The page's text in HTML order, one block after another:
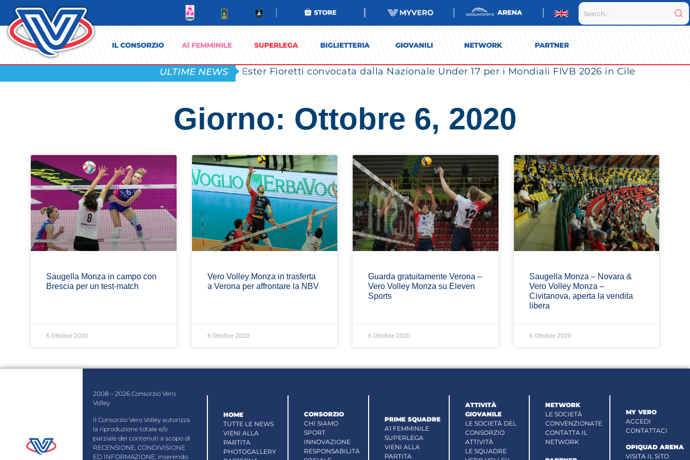
ULTIME NEWS Ester Fioretti convocata dalla Nazionale Under 17 per i Mondiali FIVB 2026 in Cile
Giorno: Ottobre 6, 2020
Saugella Monza in campo con
Brescia per un test-match
6 Ottobre 2020
Vero Volley Monza in trasferta
a Verona per affrontare la NBV
6 Ottobre 2020
Guarda gratuitamente Verona –
Vero Volley Monza su Eleven
Sports
6 Ottobre 2020
Saugella Monza – Novara &
Vero Volley Monza –
Civitanova, aperta la vendita
libera
6 Ottobre 2020
2008 – 2026 Consorzio Vero
Volley
Il Consorzio Vero Volley autorizza
la riproduzione totale e/o
parziale dei contenuti a scopo di
RECENSIONE, CONDIVISIONE
ED INFORMAZIONE, inserendo
HOME
TUTTE LE NEWS
VIENI ALLA
PARTITA
PHOTOGALLERY
CONSORZIO
CHI SIAMO
SPORT
INNOVAZIONE
RESPONSABILITÀ
PRIME SQUADRE
A1 FEMMINILE
SUPERLEGA
VIENI ALLA
PARTITA
ATTIVITÀ
GIOVANILE
LE SOCIETÀ DEL
CONSORZIO
ATTIVITÀ
LE SQUADRE
NETWORK
LE SOCIETÀ
CONVENZIONATE
CONTATTA IL
NETWORK
MY VERO
ACCEDI
CONTATTACI
OPIQUAD ARENA
VISITA IL SITO